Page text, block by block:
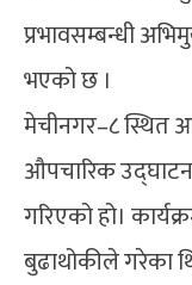
प्रभावसम्बन्धी
भएको छ ।
मेचीनगर–८ स्थित
औपचारिक उद्घाटन
गरिएको हो।
बुढाथोकीले गरेका